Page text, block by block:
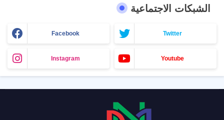
الشبكات الاجتماعية
Facebook Twitter
Instagram Youtube